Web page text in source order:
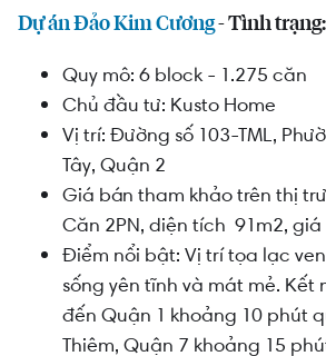
Dự án Đảo Kim Cương- Tình
Quy mô: 6 block - 1.275 căn
Chủ đầu tư: Kusto Home
Vị trí: Đường số 103-TML,
Tây, Quận 2
Giá bán tham khảo trên thị
Căn 2PN, diện tích 91m2, giá
Điểm nổi bật: Vị trí tọa lạc
sống yên tĩnh và mát mẻ. Kết
đến Quận 1 khoảng 10 phút
Thiêm, Quận 7 khoảng 15